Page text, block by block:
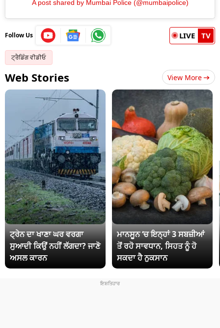
A post shared by Mumbai Police (@mumbaipolice)
Follow Us LIVE TV
ਟ੍ਰੈਡਿੰਗ ਵੀਡੀਓ
Web Stories View More
ਟ੍ਰੇਨ ਦਾ ਖਾਣਾ ਘਰ ਵਰਗਾ
ਸੁਆਦੀ ਕਿਉਂ ਨਹੀਂ ਲੱਗਦਾ? ਜਾਣੋ
ਅਸਲ ਕਾਰਨ
ਮਾਨਸੂਨ ‘ਚ ਇਨ੍ਹਾਂ 3 ਸਬਜ਼ੀਆਂ
ਤੋਂ ਰਹੋ ਸਾਵਧਾਨ, ਸਿਹਤ ਨੂੰ ਹੋ
ਸਕਦਾ ਹੈ ਨੁਕਸਾਨ